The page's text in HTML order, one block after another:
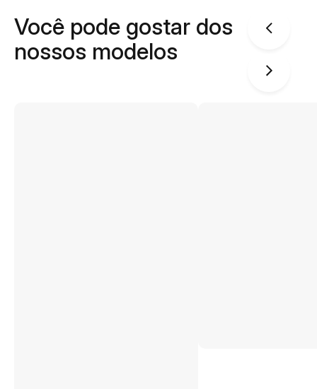
Você pode gostar dos
nossos modelos